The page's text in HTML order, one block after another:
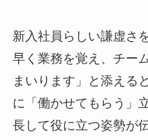
新入社員らしい謙虚さ
早く業務を覚え、チー
まいります」と添える
に「働かせてもらう」
長して役に立つ姿勢が